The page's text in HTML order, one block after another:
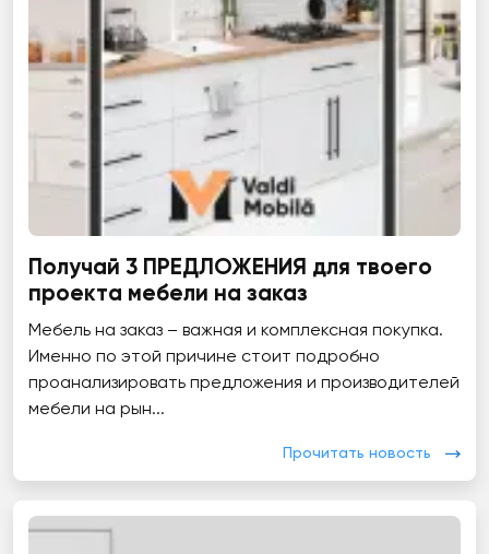
Получай 3 ПРЕДЛОЖЕНИЯ для твоего
проекта мебели на заказ
Мебель на заказ – важная и комплексная покупка.
Именно по этой причине стоит подробно
проанализировать предложения и производителей
мебели на рын...
Прочитать новость